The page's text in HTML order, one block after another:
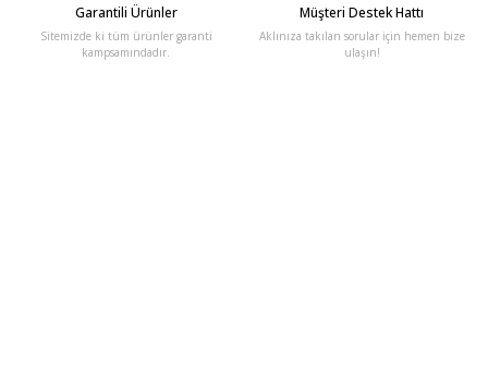
Garantili Ürünler
Sitemizde ki tüm ürünler garanti
kampsamındadır.
Müşteri Destek Hattı
Aklınıza takılan sorular için hemen bize
ulaşın!